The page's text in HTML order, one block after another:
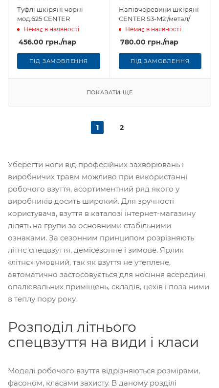
Туфлі шкіряні чорні
мод.625 CENTER
Немає в наявності
456.00 грн./пар
ПІД ЗАМОВЛЕННЯ
Напівчеревики шкіряні
CENTER S3-M2 /метал/
Немає в наявності
780.00 грн./пар
ПІД ЗАМОВЛЕННЯ
ПОКАЗАТИ ЩЕ
1 2
Уберегти ноги від професійних захворювань і
виробничих травм можливо при використанні
робочого взуття, асортиментний ряд якого у
виробників досить широкий. Для зручності
користувача, взуття в каталозі інтернет-магазину
ділять на групи за основними стабільними
ознаками. За сезонним принципом розрізняють
літнє спецвзуття, демісезонне і зимове. Ярлик
«літнє» умовний, так як взуття не утеплене,
автоматично застосовується для носіння всередині
опалювальних приміщень, складів, цехів і поза ними
в теплу пору року.
Розподіл літнього
спецвзуття на види і класи
Моделі робочого взуття відрізняються розмірами,
фасоном, класами захисту. В даному розділі